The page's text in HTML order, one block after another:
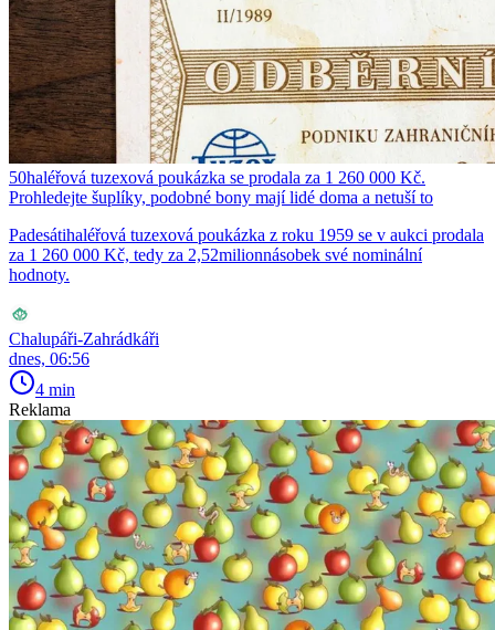
50haléřová tuzexová poukázka se prodala za 1 260 000 Kč.
Prohledejte šuplíky, podobné bony mají lidé doma a netuší to
Padesátihaléřová tuzexová poukázka z roku 1959 se v aukci prodala
za 1 260 000 Kč, tedy za 2,52milionnásobek své nominální
hodnoty.
Chalupáři-Zahrádkáři
dnes, 06:56
4 min
Reklama